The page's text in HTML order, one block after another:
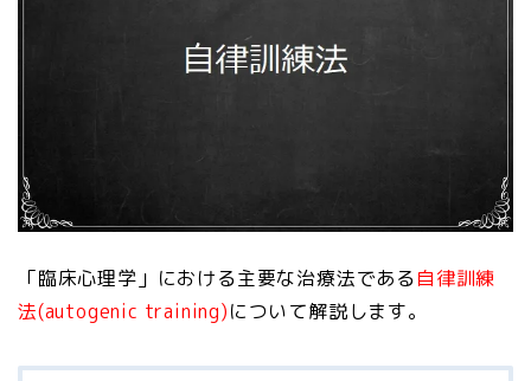
「臨床心理学」における主要な治療法である自律訓練
法(autogenic training)について解説します。